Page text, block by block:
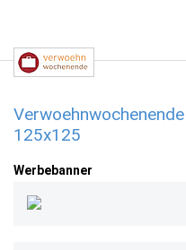
125x125
Werbebanner